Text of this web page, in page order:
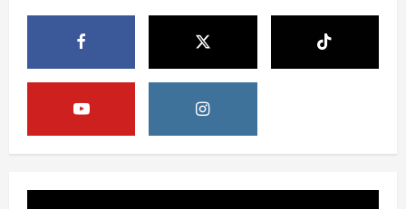
HUT RI ke-81 Momentum Menjaga
Stabilitas, Keamanan, dan Optimisme
August 8, 2026